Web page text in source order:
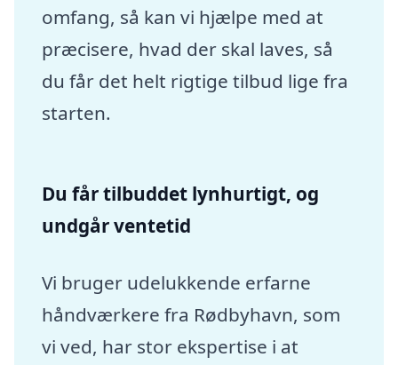
omfang, så kan vi hjælpe med at
præcisere, hvad der skal laves, så
du får det helt rigtige tilbud lige fra
starten.
Du får tilbuddet lynhurtigt, og
undgår ventetid
Vi bruger udelukkende erfarne
håndværkere fra Rødbyhavn, som
vi ved, har stor ekspertise i at